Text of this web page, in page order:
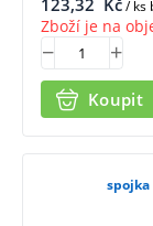
/ ks
Zboží je na
Koupit
spojka